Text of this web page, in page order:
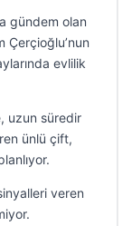
gündem olan
Çerçioğlu’nun
evlilik
uzun süredir
ünlü çift,
veren